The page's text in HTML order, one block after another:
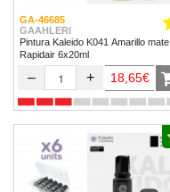
GA-46685
GAAHLERI
Pintura Kaleido K041 Amarillo mate.
Rapidair 6x20ml
– + 18,65€